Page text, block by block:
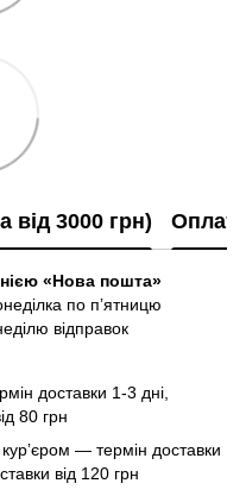
від 3000 грн)
«Нова пошта»
по пʼятницю
відправок
доставки 1-3 дні,
80 грн
— термін доставки
від 120 грн